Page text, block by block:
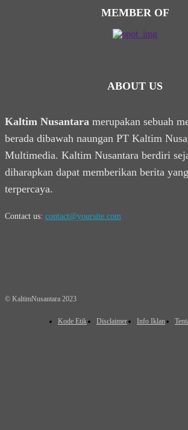
MEMBER OF
ABOUT US
Kaltim Nusantara merupakan sebuah
berada dibawah naungan PT Kaltim
Multimedia. Kaltim Nusantara berdiri
diharapkan dapat memberikan berita
terpercaya.
Contact us: contact@yoursite.com
© KaltimNusantara 2023
Kode Etik Disclaimer Info Iklan